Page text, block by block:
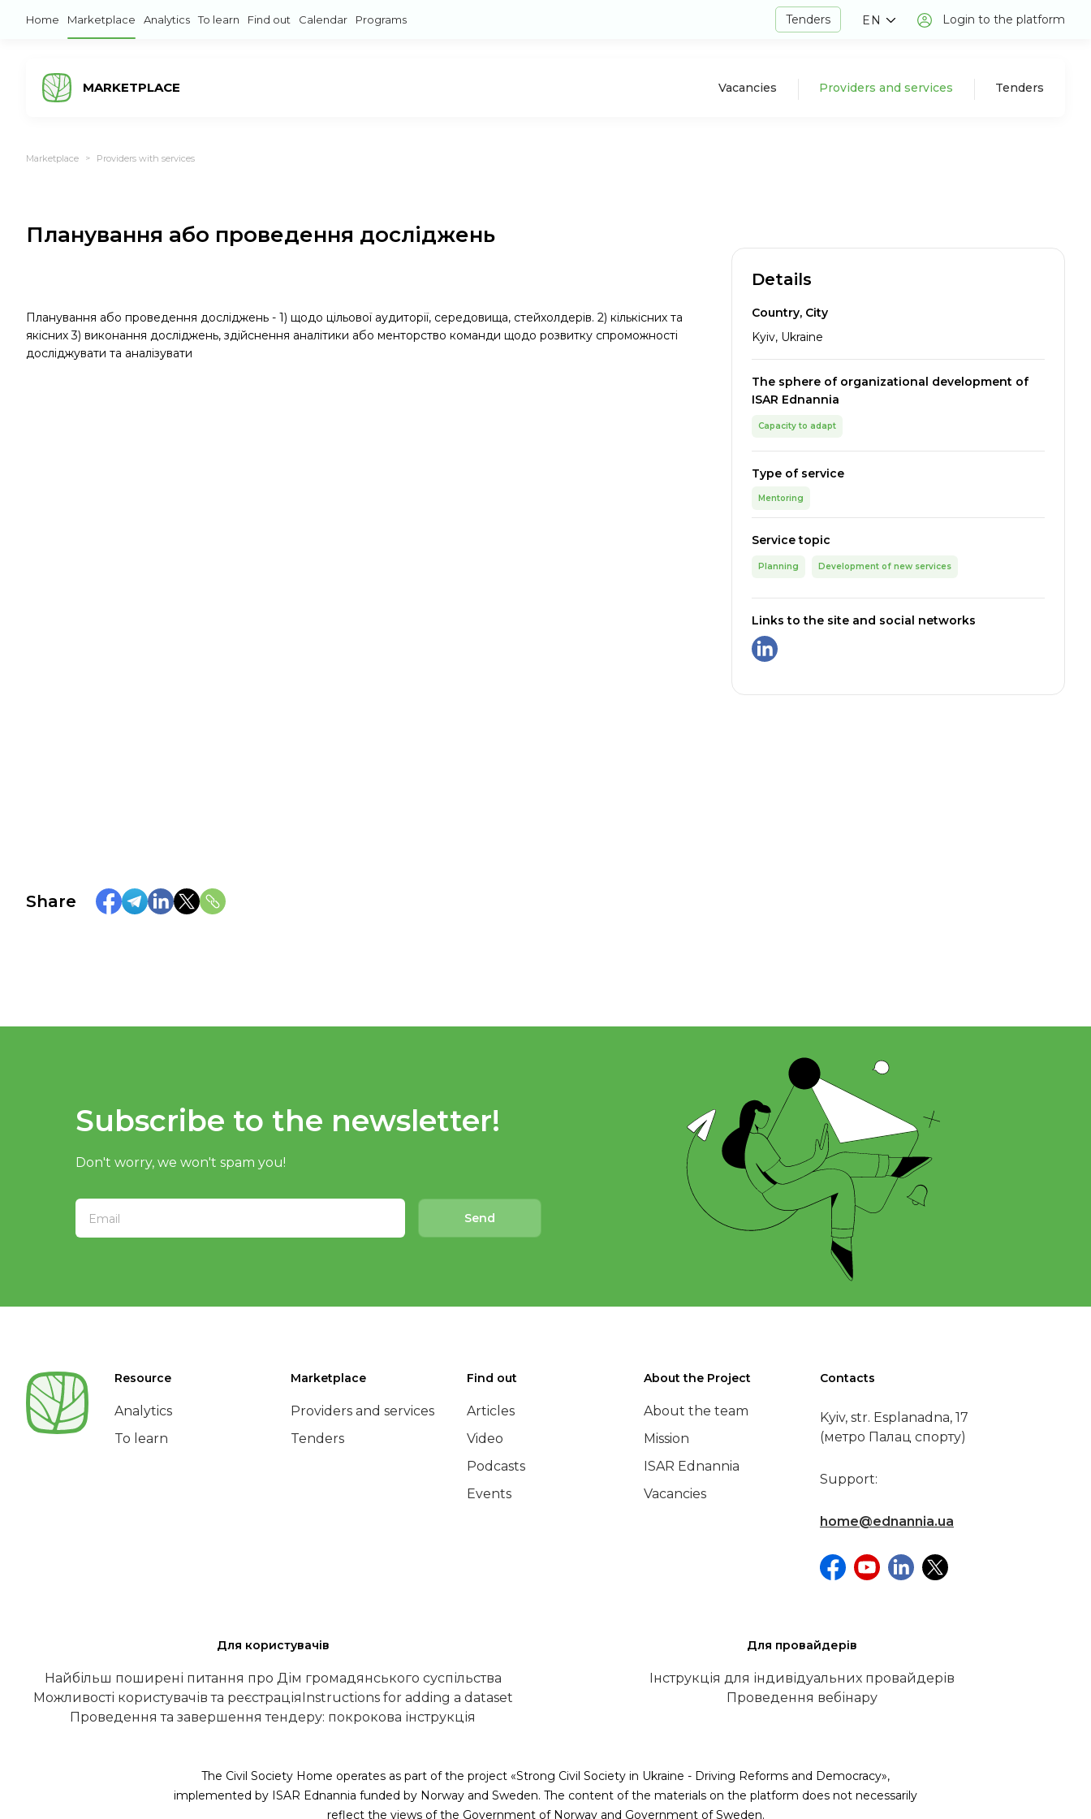
Home Marketplace Analytics To learn Find out Calendar Programs Tenders EN Login to the platform
MARKETPLACE Vacancies Providers and services Tenders
Marketplace > Providers with services
Планування або проведення досліджень
Планування або проведення досліджень - 1) щодо цільової аудиторії, середовища, стейхолдерів. 2) кількісних та
якісних 3) виконання досліджень, здійснення аналітики або менторство команди щодо розвитку спроможності
досліджувати та аналізувати
Details
Country, City
Kyiv, Ukraine
The sphere of organizational development of
ISAR Ednannia
Capacity to adapt
Type of service
Mentoring
Service topic
Planning Development of new services
Links to the site and social networks
Share
Subscribe to the newsletter!
Don't worry, we won't spam you!
Send
Resource
Analytics
To learn
Marketplace
Providers and services
Tenders
Find out
Articles
Video
Podcasts
Events
About the Project
About the team
Mission
ISAR Ednannia
Vacancies
Contacts
Kyiv, str. Esplanadna, 17
(метро Палац спорту)
Support:
home@ednannia.ua
Для користувачів
Найбільш поширені питання про Дім громадянського суспільства
Можливості користувачів та реєстраціяInstructions for adding a dataset
Проведення та завершення тендеру: покрокова інструкція
Для провайдерів
Інструкція для індивідуальних провайдерів
Проведення вебінару
The Civil Society Home operates as part of the project «Strong Civil Society in Ukraine - Driving Reforms and Democracy»,
implemented by ISAR Ednannia funded by Norway and Sweden. The content of the materials on the platform does not necessarily
reflect the views of the Government of Norway and Government of Sweden.